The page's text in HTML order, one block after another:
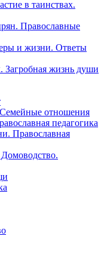
в таинствах.
Православные
и жизни. Ответы
Загробная жизнь души
отношения
педагогика
Православная